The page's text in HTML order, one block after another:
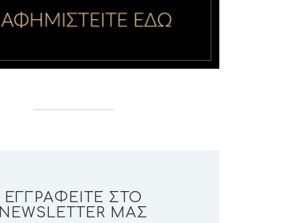
ΕΓΓΡΑΦΕΊΤΕ ΣΤΟ
NEWSLETTER ΜΑΣ